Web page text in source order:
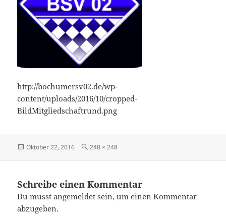
http://bochumersv02.de/wp-
content/uploads/2016/10/cropped-
BildMitgliedschaftrund.png
Veröffentlicht
Oktober 22, 2016 Originalgröße
248 × 248
Schreibe einen Kommentar
Du musstangemeldet sein, um einen Kommentar
abzugeben.